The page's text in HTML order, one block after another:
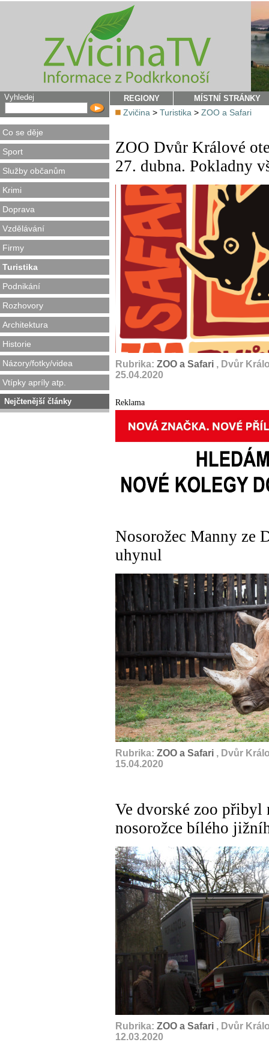
Vyhledej
Co se děje
Sport
Služby občanům
Krimi
Doprava
Vzdělávání
Firmy
Turistika
Podnikání
Rozhovory
Architektura
Historie
Názory/fotky/videa
Vtípky apríly atp.
Nejčtenější články
REGIONY MÍSTNÍ STRÁNKY
Zvičina > Turistika > ZOO a Safari
ZOO Dvůr Králové
27. dubna. Pokladny
Rubrika: ZOO a Safari , Dvůr
25.04.2020
Reklama
Nosorožec Manny ze
uhynul
Rubrika: ZOO a Safari , Dvůr
15.04.2020
Ve dvorské zoo přibyl
nosorožce bílého
Rubrika: ZOO a Safari , Dvůr
12.03.2020